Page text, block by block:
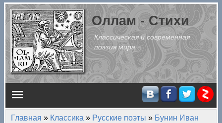
Перейти к основному содержанию
Оллам - Стихи
Классическая и современная
поэзия мира
Главное меню
Главная » Классика » Русские поэты » Бунин Иван